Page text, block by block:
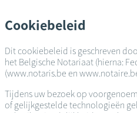
en
naar
inhoud
gaan
Cookiebeleid
Dit cookiebeleid is geschreven
het Belgische Notariaat (hierna:
(www.notaris.be en
Tijdens uw bezoek op
of gelijkgestelde technologieën